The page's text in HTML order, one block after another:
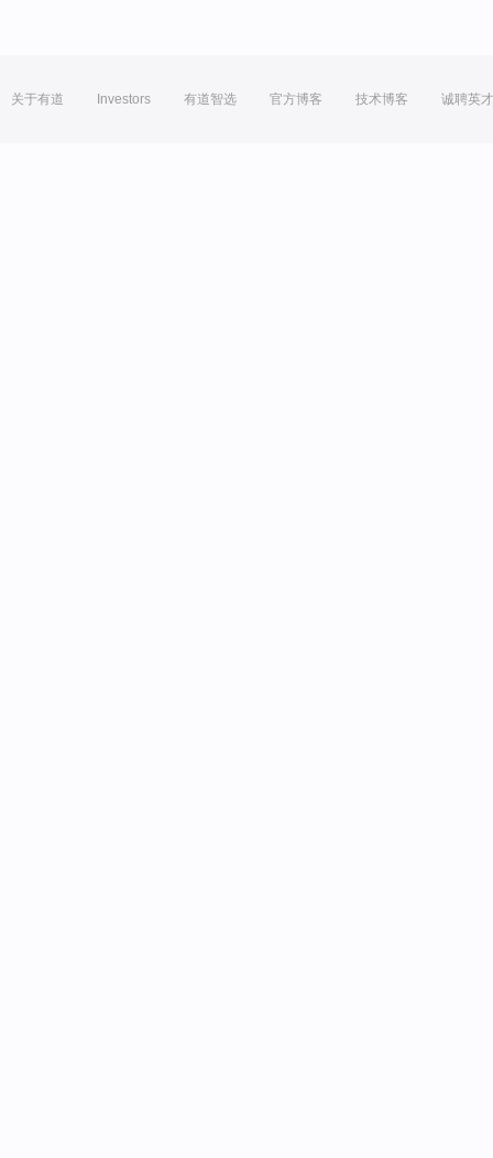
关于有道 Investors 有道智选 官方博客 技术博客 诚聘英才